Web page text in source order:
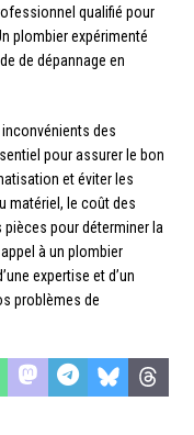
qualifié pour
plombier expérimenté
de dépannage en
des
pour assurer le bon
et éviter les
matériel, le coût des
pour déterminer la
à un plombier
expertise et d’un
problèmes de